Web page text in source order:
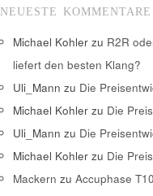
NEUESTE KOMMENTARE
Michael Kohler zu R2R
liefert den besten Klang?
Uli_Mann zu Die
Michael Kohler zu Die
Uli_Mann zu Die
Michael Kohler zu Die
Mackern zu Accuphase